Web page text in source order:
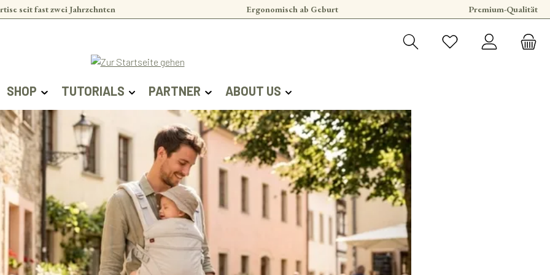
seit fast zwei Jahrzehnten Ergonomisch ab Geburt Premium-Qualität
SHOP TUTORIALS PARTNER ABOUT US